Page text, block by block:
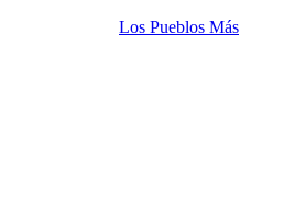
Los Pueblos Más